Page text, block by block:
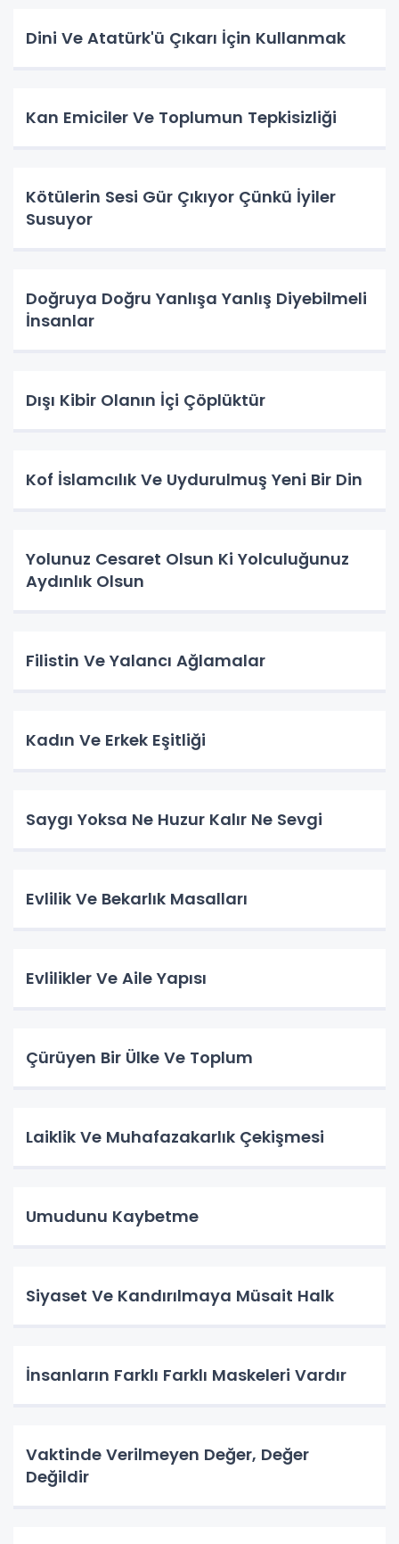
Dini Ve Atatürk'ü Çıkarı İçin Kullanmak
Kan Emiciler Ve Toplumun Tepkisizliği
Kötülerin Sesi Gür Çıkıyor Çünkü İyiler
Susuyor
Doğruya Doğru Yanlışa Yanlış Diyebilmeli
İnsanlar
Dışı Kibir Olanın İçi Çöplüktür
Kof İslamcılık Ve Uydurulmuş Yeni Bir Din
Yolunuz Cesaret Olsun Ki Yolculuğunuz
Aydınlık Olsun
Filistin Ve Yalancı Ağlamalar
Kadın Ve Erkek Eşitliği
Saygı Yoksa Ne Huzur Kalır Ne Sevgi
Evlilik Ve Bekarlık Masalları
Evlilikler Ve Aile Yapısı
Çürüyen Bir Ülke Ve Toplum
Laiklik Ve Muhafazakarlık Çekişmesi
Umudunu Kaybetme
Siyaset Ve Kandırılmaya Müsait Halk
İnsanların Farklı Farklı Maskeleri Vardır
Vaktinde Verilmeyen Değer, Değer
Değildir